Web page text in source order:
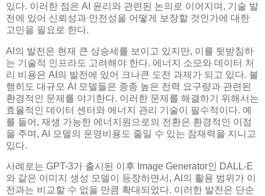
있다. 이러한 점은 AI 윤리와 관련된 논의로 이어지며, 기술 발
전에 있어 신뢰성과 안전성을 어떻게 보장할 것인가에 대한
고민을 필요로 한다.
AI의 발전은 현재 큰 상승세를 보이고 있지만, 이를 뒷받침하
는 기술적 인프라도 고려해야 한다. 에너지 소모와 데이터 처
리 비용은 AI의 발전에 있어 크나큰 도전 과제가 되고 있다. 불
행히도 대규모 AI 모델들은 종종 높은 전력 요구량과 관련된
환경적인 문제를 야기한다. 이러한 문제를 해결하기 위해서는
효율적인 데이터 센터와 에너지 관리 기술이 필수적이다. 예
를 들어, 재생 가능한 에너지원으로의 전환은 환경적인 이점
을 주며, AI 모델의 운영비용도 줄일 수 있는 잠재력을 지니고
있다.
사례로는 GPT-3가 출시된 이후 Image Generator인 DALL-E
와 같은 이미지 생성 모델이 등장하면서, AI의 활용 범위가 이
전과는 비교할 수 없을 만큼 확대되었다. 이러한 발전은 단순